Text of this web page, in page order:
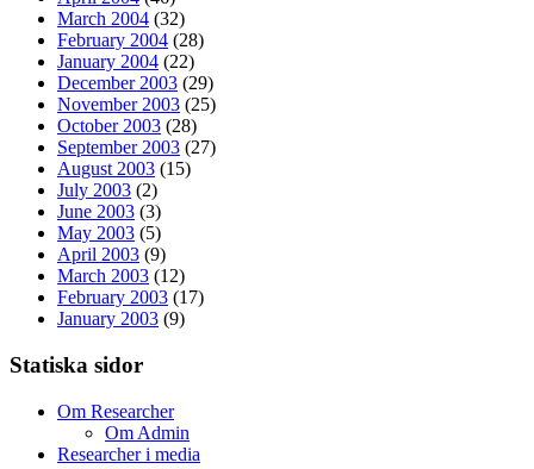
March 2004 (32)
February 2004 (28)
January 2004 (22)
December 2003 (29)
November 2003 (25)
October 2003 (28)
September 2003 (27)
August 2003 (15)
July 2003 (2)
June 2003 (3)
May 2003 (5)
April 2003 (9)
March 2003 (12)
February 2003 (17)
January 2003 (9)
Statiska sidor
Om Researcher
Om Admin
Researcher i media